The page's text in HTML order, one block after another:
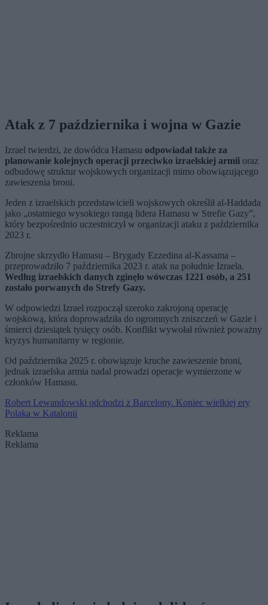
Atak z 7 października i wojna w Gazie
Izrael twierdzi, że dowódca Hamasu odpowiadał także za
planowanie kolejnych operacji przeciwko izraelskiej armii oraz
odbudowę struktur wojskowych organizacji mimo obowiązującego
zawieszenia broni.
Jeden z izraelskich przedstawicieli wojskowych określił al-Haddada
jako „ostatniego wysokiego rangą lidera Hamasu w Strefie Gazy”,
który bezpośrednio uczestniczył w organizacji ataku z października
2023 r.
Zbrojne skrzydło Hamasu – Brygady Ezzedina al-Kassama –
przeprowadziło 7 października 2023 r. atak na południe Izraela.
Według izraelskich danych zginęło wówczas 1221 osób, a 251
zostało porwanych do Strefy Gazy.
W odpowiedzi Izrael rozpoczął szeroko zakrojoną operację
wojskową, która doprowadziła do ogromnych zniszczeń w Gazie i
śmierci dziesiątek tysięcy osób. Konflikt wywołał również poważny
kryzys humanitarny w regionie.
Od października 2025 r. obowiązuje kruche zawieszenie broni,
jednak izraelska armia nadal prowadzi operacje wymierzone w
członków Hamasu.
Robert Lewandowski odchodzi z Barcelony. Koniec wielkiej ery
Polaka w Katalonii
Reklama
Reklama